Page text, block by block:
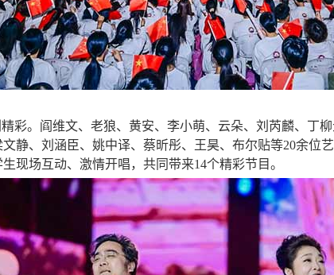
彩。阎维文、老狼、黄安、李小萌、云朵、刘芮麟、丁
静、刘涵臣、姚中译、蔡昕彤、王昊、布尔贴等20余位
现场互动、激情开唱，共同带来14个精彩节目。